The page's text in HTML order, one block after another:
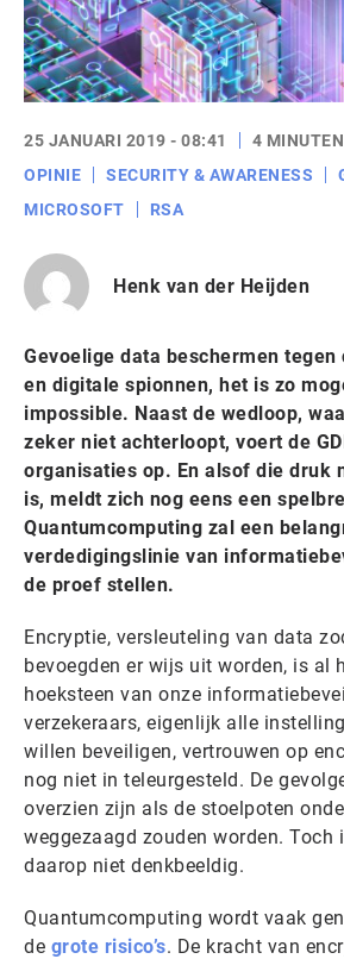
25 JANUARI 2019 - 08:41
4
OPINIE
SECURITY & AWARENESS
MICROSOFT
RSA
Henk van der Heijden
Gevoelige data beschermen
en digitale spionnen, het is zo
impossible. Naast de wedloop,
zeker niet achterloopt, voert de
organisaties op. En alsof die druk
is, meldt zich nog eens een
Quantumcomputing zal een
verdedigingslinie van
de proef stellen.
Encryptie, versleuteling van data
bevoegden er wijs uit worden, is al
hoeksteen van onze
verzekeraars, eigenlijk alle
willen beveiligen, vertrouwen op
nog niet in teleurgesteld. De
overzien zijn als de stoelpoten
weggezaagd zouden worden. Toch
daarop niet denkbeeldig.
Quantumcomputing wordt vaak
de grote risico’s. De kracht van